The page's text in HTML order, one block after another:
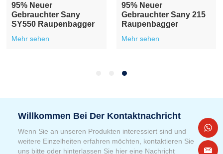
95% Neuer
Gebrauchter Sany
SY550 Raupenbagger
Mehr sehen
95% Neuer
Gebrauchter Sany 215
Raupenbagger
Mehr sehen
Willkommen Bei Der Kontaktnachricht
Wenn Sie an unseren Produkten interessiert sind und
weitere Einzelheiten erfahren möchten, kontaktieren Sie
uns bitte oder hinterlassen Sie hier eine Nachricht